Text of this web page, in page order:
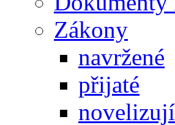
Zákony
navržené
přijaté